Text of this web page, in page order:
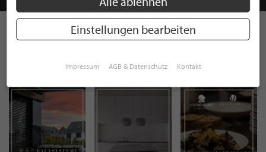
INSTAGRAM
Einstellungen bearbeiten
Impressum AGB & Datenschutz Kontakt